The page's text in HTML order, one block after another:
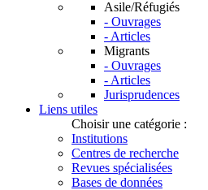
Asile/Réfugiés
- Ouvrages
- Articles
Migrants
- Ouvrages
- Articles
Jurisprudences
Liens utiles
Choisir une catégorie :
Institutions
Centres de recherche
Revues spécialisées
Bases de données